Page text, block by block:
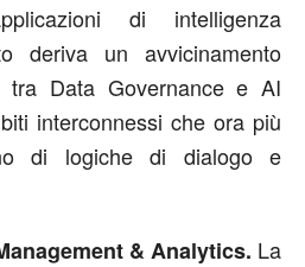
di intelligenza
deriva un avvicinamento
tra Data Governance e AI
interconnessi che ora più
di logiche di dialogo e
& Analytics. La